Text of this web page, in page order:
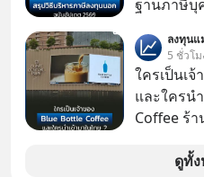
กับคนทั้งโ
ลับอะไรไว้
ผลาญทรัพ
กะเทาะเ
คิดว่าอนา
ดวงอื่น เลือกฟังกันได้เลยนะครับ อย่า
Geek
ฐานภาษีบุ
ลงทุนแ
5 ชั่วโ
ใครเป็นเ
และใครน
Coffee ร้
แรกในปร
ดูทั้